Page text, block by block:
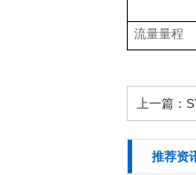
流量量程
上一篇：
推荐资